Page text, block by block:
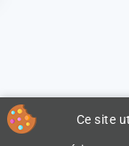
Ce site